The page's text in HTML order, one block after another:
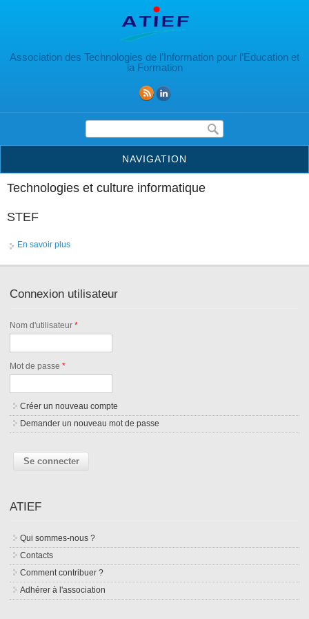
Association des Technologies de l’Information pour l’Education et
la Formation
Formulaire de recherche
NAVIGATION
Technologies et culture informatique
STEF
En savoir plus
Connexion utilisateur
Nom d'utilisateur*
Mot de passe*
Créer un nouveau compte
Demander un nouveau mot de passe
ATIEF
Qui sommes-nous ?
Contacts
Comment contribuer ?
Adhérer à l'association